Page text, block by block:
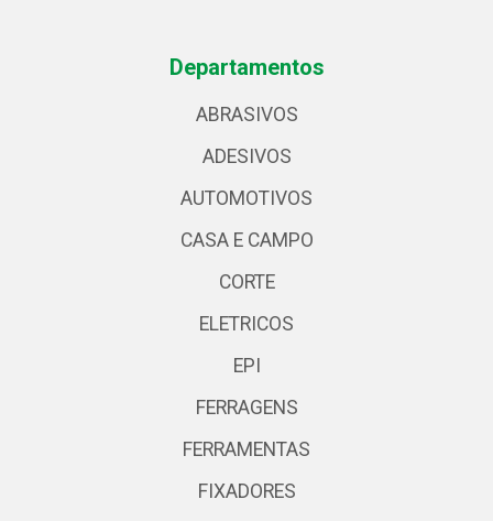
Departamentos
ABRASIVOS
ADESIVOS
AUTOMOTIVOS
CASA E CAMPO
CORTE
ELETRICOS
EPI
FERRAGENS
FERRAMENTAS
FIXADORES